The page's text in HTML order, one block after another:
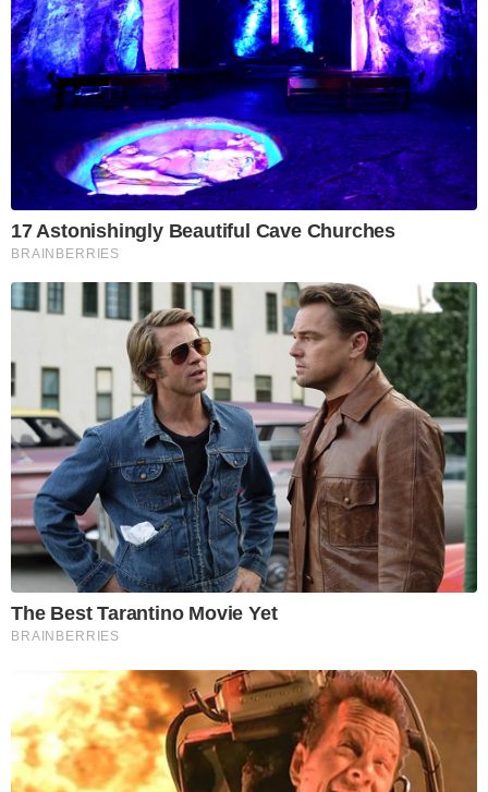
17 Astonishingly Beautiful Cave Churches
BRAINBERRIES
The Best Tarantino Movie Yet
BRAINBERRIES